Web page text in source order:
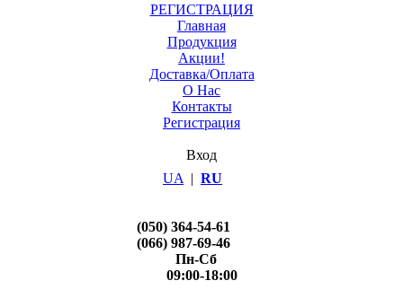
РЕГИСТРАЦИЯ
Главная
Продукция
Акции!
Доставка/Оплата
О Нас
Контакты
Регистрация
Вход
UA | RU
(050) 364-54-61
(066) 987-69-46
Пн-Сб
09:00-18:00